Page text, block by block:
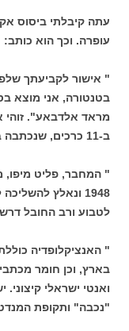
עתה קיבלתי ביסוס
עופרה. וכך הוא כותב:
" אישור לקביעתך
בטנטורה, אני מוצא
מראד אלדבאע". זוהי
ב-11 כרכים, שנכתבה בבירות בשנות הששים ואילך.
" המחבר, פליט מיפו,
1948 ונאלץ
לטבוע ורב החובל
" האנציקלופדיה
בארץ, וכן חומר מכתבי
ואנטי ישראלי
"נכבה" ותקופת